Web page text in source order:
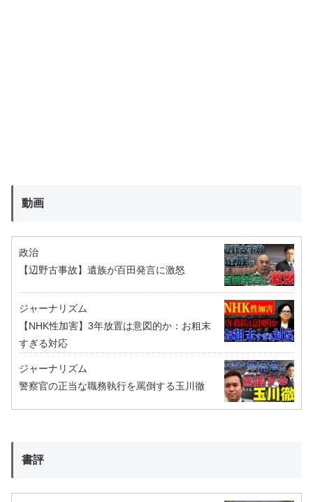
動画
政治
【辺野古事故】遺族が百田発言に激怒
ジャーナリズム
【NHK性加害】3年放置は意図的か：お粗末
すぎる対応
ジャーナリズム
警察官の正当な職務執行を罵倒する玉川徹
書評